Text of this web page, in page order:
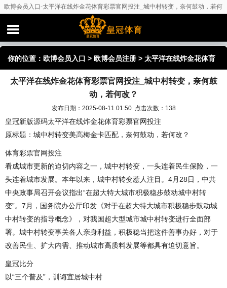
欧博会员入口-太平洋在线炸金花体育彩票官网投注_城中村转变，奈何鼓动，若何
你的位置： 欧博会员入口 > 欧博会员注册 > 太平洋在线炸金花体育
彩票官网投注_城中村转变，奈何鼓动，若何改？
太平洋在线炸金花体育彩票官网投注_城中村转变，奈何鼓
动，若何改？
发布日期：2025-08-11 01:50 点击次数：138
皇冠新版源码太平洋在线炸金花体育彩票官网投注
原标题：城中村转变美高梅金卡匹配，奈何鼓动，若何改？
体育彩票官网投注
看成城市更新的迫切内容之一，城中村转变，一头连着民生保险，一
头连着城市发展。本年以来，城中村转变惹人注目。4月28日，中共
中央政事局召开会议指出“在超大特大城市积极稳步鼓动城中村转
变”。7月，国务院办公厅印发《对于在超大特大城市积极稳步鼓动城
中村转变的指导概念》，对我国超大型城市城中村转变进行全面部
署。城中村转变事关各人亲身利益，积极稳当把这件善事办好，对于
改善民生、扩大内需、推动城市高质料发展等都具有迫切意旨。
皇冠比分
以“三个普及”，训诲宜居城中村